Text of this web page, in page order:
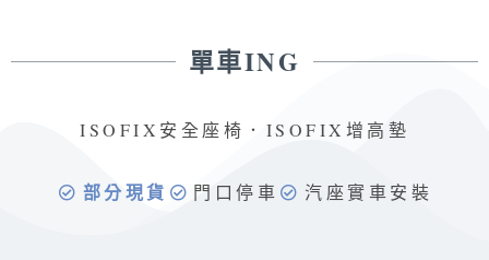
單車ING
ISOFIX安全座椅．ISOFIX增高墊
部分現貨 門口停車 汽座實車安裝